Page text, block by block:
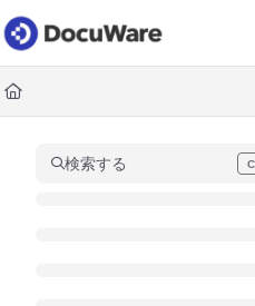
Documentation
Fetch the complete
Use this file to discover all
検索する
Press CMD+K to open search